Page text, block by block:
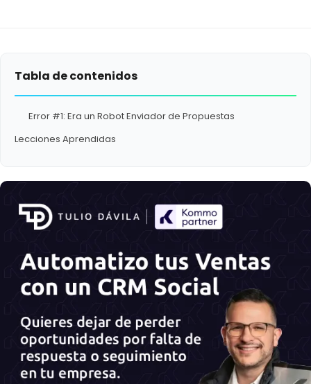
Tabla de contenidos
Error #1: Era un Robot Enviador de Propuestas
Lecciones Aprendidas